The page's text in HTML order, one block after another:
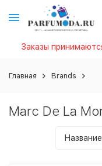
Заказы
Главная Brands
Marc De La
Название